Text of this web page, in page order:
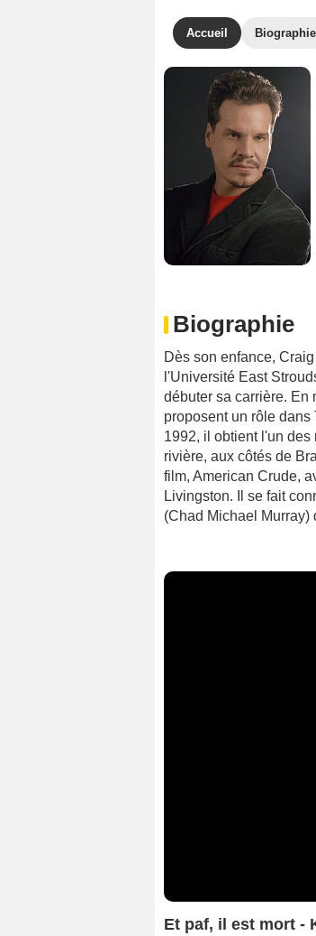
Accueil Biographie
Biographie
Dès son enfance,
l'Université East
débuter sa carrière. En
proposent un rôle
1992, il obtient l'un
rivière, aux côtés de
film, American Crude,
Livingston. Il se fait
(Chad Michael Murray)
Et paf, il est mort -